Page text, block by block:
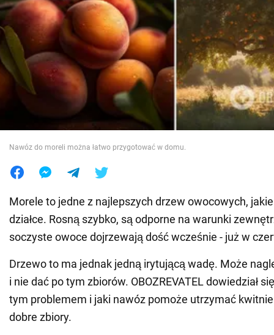
Społeczeństwo
Wojna na Ukrainie
Świat
Jedzenie
Nawóz do moreli można łatwo przygotować w domu.
Morele to jedne z najlepszych drzew owocowych,
działce. Rosną szybko, są odporne na warunki
soczyste owoce dojrzewają dość wcześnie - już w
Drzewo to ma jednak jedną irytującą wadę. Może
i nie dać po tym zbiorów. OBOZREVATEL dowiedział
tym problemem i jaki nawóz pomoże utrzymać
dobre zbiory.